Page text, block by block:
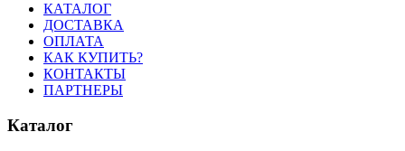
КАТАЛОГ
ДОСТАВКА
ОПЛАТА
КАК КУПИТЬ?
КОНТАКТЫ
ПАРТНЕРЫ
Каталог